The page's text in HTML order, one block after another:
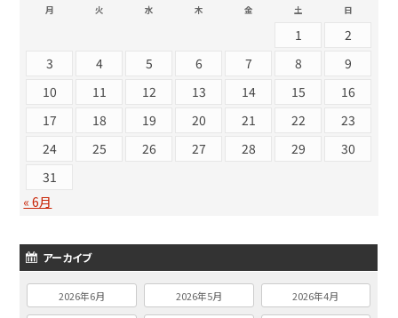
月 火 水 木 金 土 日
1
2
3
4 5 6 7 8
9
10
11 12 13 14 15
16
17
18 19 20 21 22
23
24
25 26 27 28 29
30
31
« 6月
アーカイブ
2026年6月 2026年5月 2026年4月